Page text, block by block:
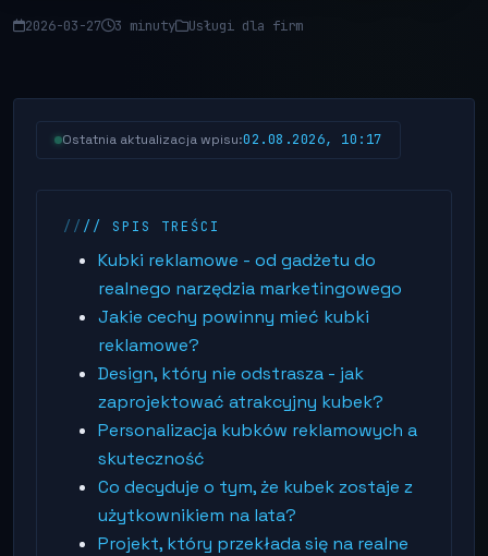
2026-03-27 3 minuty Usługi dla firm
Ostatnia aktualizacja wpisu:02.08.2026, 10:17
// SPIS TREŚCI
Kubki reklamowe - od gadżetu do
realnego narzędzia marketingowego
Jakie cechy powinny mieć kubki
reklamowe?
Design, który nie odstrasza - jak
zaprojektować atrakcyjny kubek?
Personalizacja kubków reklamowych a
skuteczność
Co decyduje o tym, że kubek zostaje z
użytkownikiem na lata?
Projekt, który przekłada się na realne